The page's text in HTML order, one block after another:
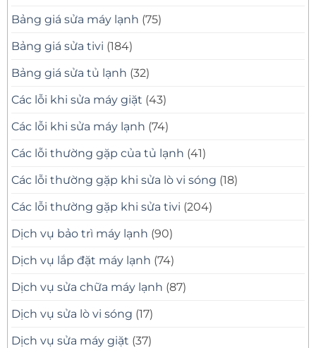
Giỏi,
Bảng giá sửa máy lạnh (75)
Bảng giá sửa tivi (184)
Bảng giá sửa tủ lạnh (32)
Các lỗi khi sửa máy giặt (43)
Các lỗi khi sửa máy lạnh (74)
Các lỗi thường gặp của tủ lạnh (41)
Các lỗi thường gặp khi sửa lò vi sóng (18)
Các lỗi thường gặp khi sửa tivi (204)
Dịch vụ bảo trì máy lạnh (90)
Dịch vụ lắp đặt máy lạnh (74)
Dịch vụ sửa chữa máy lạnh (87)
Dịch vụ sửa lò vi sóng (17)
Dịch vụ sửa máy giặt (37)